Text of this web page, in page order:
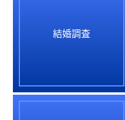
結婚調査